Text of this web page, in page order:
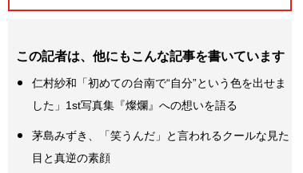
この記者は、他にもこんな記事を書いています
仁村紗和「初めての台南で“自分”という色を出せま
した」1st写真集『燦爛』への想いを語る
茅島みずき、「笑うんだ」と言われるクールな見た
目と真逆の素顔